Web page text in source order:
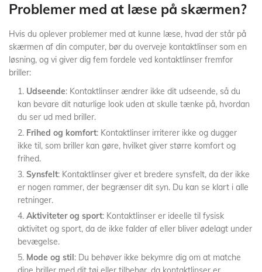
Problemer med at læse på skærmen?
Hvis du oplever problemer med at kunne læse, hvad der står på
skærmen af din computer, bør du overveje kontaktlinser som en
løsning, og vi giver dig fem fordele ved kontaktlinser fremfor
briller:
Udseende: Kontaktlinser ændrer ikke dit udseende, så du
kan bevare dit naturlige look uden at skulle tænke på, hvordan
du ser ud med briller.
Frihed og komfort: Kontaktlinser irriterer ikke og dugger
ikke til, som briller kan gøre, hvilket giver større komfort og
frihed.
Synsfelt: Kontaktlinser giver et bredere synsfelt, da der ikke
er nogen rammer, der begrænser dit syn. Du kan se klart i alle
retninger.
Aktiviteter og sport: Kontaktlinser er ideelle til fysisk
aktivitet og sport, da de ikke falder af eller bliver ødelagt under
bevægelse.
Mode og stil: Du behøver ikke bekymre dig om at matche